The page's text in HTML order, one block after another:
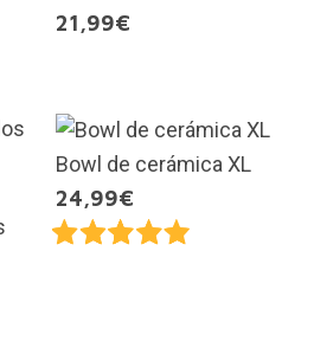
21,99€
Bowl de cerámica XL
24,99€